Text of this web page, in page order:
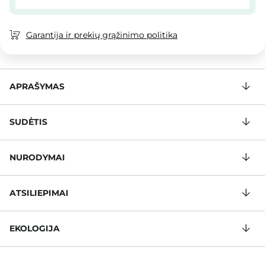
Garantija ir prekių grąžinimo politika
APRAŠYMAS
SUDĖTIS
NURODYMAI
ATSILIEPIMAI
EKOLOGIJA